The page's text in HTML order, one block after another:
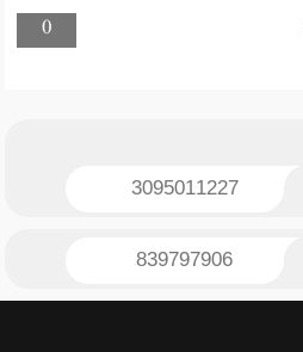
0
3095011227
839797906